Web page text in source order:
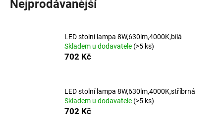
Nejprodávanější
LED stolní lampa 8W,630lm,4000K,bílá
Skladem u dodavatele (>5 ks)
702 Kč
LED stolní lampa 8W,630lm,4000K,stříbrná
Skladem u dodavatele (>5 ks)
702 Kč
o